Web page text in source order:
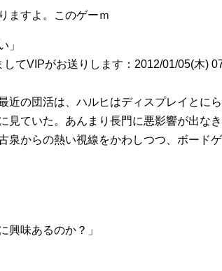
ますよ。このゲーｍ
」
てVIPがお送りします：2012/01/05(木)
近の団活は、ハルヒはディスプレイとにら
見ていた。あんまり長門に悪影響が出なき
泉からの熱い視線をかわしつつ、ボードゲ
興味あるのか？」